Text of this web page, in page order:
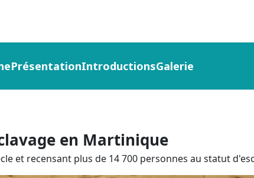
PrésentationIntroductionsGalerie
en Martinique
et recensant plus de 14 700 personnes au statut